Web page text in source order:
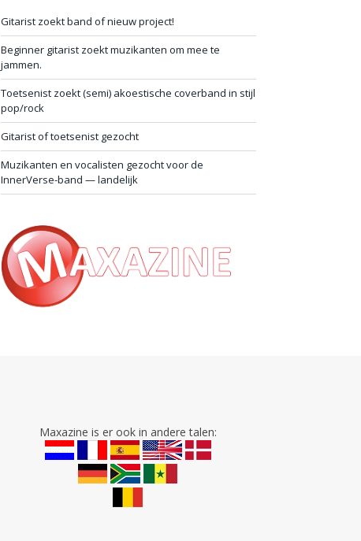
Gitarist zoekt band of nieuw project!
Beginner gitarist zoekt muzikanten om mee te
jammen.
Toetsenist zoekt (semi) akoestische coverband in stijl
pop/rock
Gitarist of toetsenist gezocht
Muzikanten en vocalisten gezocht voor de
InnerVerse-band — landelijk
Maxazine is er ook in andere talen: